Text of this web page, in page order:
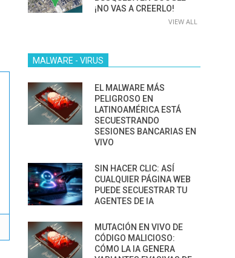
¡NO VAS A CREERLO!
VIEW ALL
MALWARE - VIRUS
EL MALWARE MÁS
PELIGROSO EN
LATINOAMÉRICA ESTÁ
SECUESTRANDO
SESIONES BANCARIAS EN
VIVO
SIN HACER CLIC: ASÍ
CUALQUIER PÁGINA WEB
PUEDE SECUESTRAR TU
AGENTES DE IA
MUTACIÓN EN VIVO DE
CÓDIGO MALICIOSO:
CÓMO LA IA GENERA